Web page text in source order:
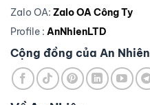
Zalo OA: Zalo OA Công Ty
Profile : AnNhienLTD
Cộng đồng của An Nhiên